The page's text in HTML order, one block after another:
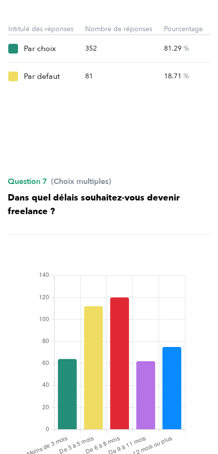
Intitulé des réponses Nombre de réponses Pourcentage
Par choix 352 81.29 %
Par defaut 81 18.71 %
Question 7 (Choix multiples)
Dans quel délais souhaitez-vous devenir
freelance ?